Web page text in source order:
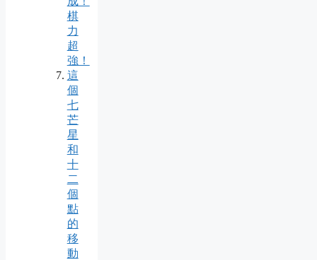
棋
力
超
強！
這
個
七
芒
星
和
十
二
個
點
的
移
動